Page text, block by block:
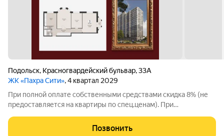
Подольск, Красногвардейский бульвар,33А
ЖК «Пахра Сити», 4 квартал 2029
При полной оплате собственными средствами скидка 8% (не
предоставляется на квартиры по спец.ценам). При
ипотеке. Особые условия для будущих мам: Фиксация цены до
Позвонить